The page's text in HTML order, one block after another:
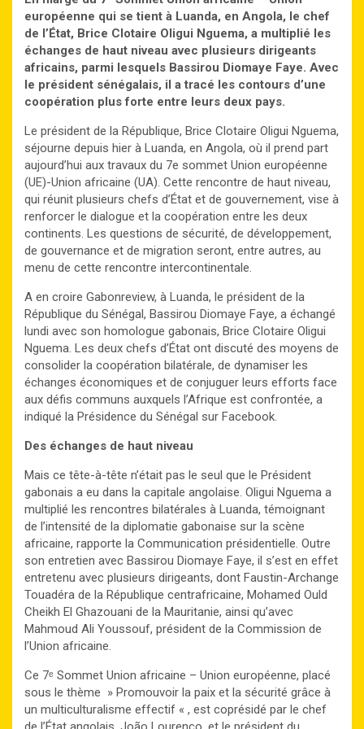
européenne qui se tient à Luanda, en Angola, le chef
de l’État, Brice Clotaire Oligui Nguema, a multiplié les
échanges de haut niveau avec plusieurs dirigeants
africains, parmi lesquels Bassirou Diomaye Faye. Avec
le président sénégalais, il a tracé les contours d’une
coopération plus forte entre leurs deux pays.
Le président de la République, Brice Clotaire Oligui Nguema,
séjourne depuis hier à Luanda, en Angola, où il prend part
aujourd’hui aux travaux du 7e sommet Union européenne
(UE)-Union africaine (UA). Cette rencontre de haut niveau,
qui réunit plusieurs chefs d’État et de gouvernement, vise à
renforcer le dialogue et la coopération entre les deux
continents. Les questions de sécurité, de développement,
de gouvernance et de migration seront, entre autres, au
menu de cette rencontre intercontinentale.
A en croire Gabonreview, à Luanda, le président de la
République du Sénégal, Bassirou Diomaye Faye, a échangé
lundi avec son homologue gabonais, Brice Clotaire Oligui
Nguema. Les deux chefs d’État ont discuté des moyens de
consolider la coopération bilatérale, de dynamiser les
échanges économiques et de conjuguer leurs efforts face
aux défis communs auxquels l’Afrique est confrontée, a
indiqué la Présidence du Sénégal sur Facebook.
Des échanges de haut niveau
Mais ce tête-à-tête n’était pas le seul que le Président
gabonais a eu dans la capitale angolaise. Oligui Nguema a
multiplié les rencontres bilatérales à Luanda, témoignant
de l’intensité de la diplomatie gabonaise sur la scène
africaine, rapporte la Communication présidentielle. Outre
son entretien avec Bassirou Diomaye Faye, il s’est en effet
entretenu avec plusieurs dirigeants, dont Faustin-Archange
Touadéra de la République centrafricaine, Mohamed Ould
Cheikh El Ghazouani de la Mauritanie, ainsi qu’avec
Mahmoud Ali Youssouf, président de la Commission de
l’Union africaine.
Ce 7ᵉ Sommet Union africaine – Union européenne, placé
sous le thème » Promouvoir la paix et la sécurité grâce à
un multiculturalisme effectif « , est coprésidé par le chef